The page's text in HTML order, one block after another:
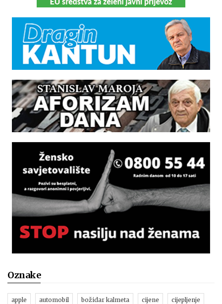
Oznake
apple automobil božidar kalmeta cijene cijepljenje